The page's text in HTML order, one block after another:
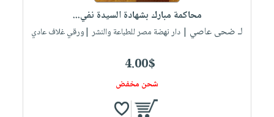
محاكمة مبارك بشهادة السيدة نفي...
لـ ضحى عاصي | دار نهضة مصر للطباعة والنشر |ورقي غلاف عادي
4.00$
شحن مخفض